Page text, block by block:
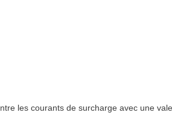
les courants de surcharge avec une